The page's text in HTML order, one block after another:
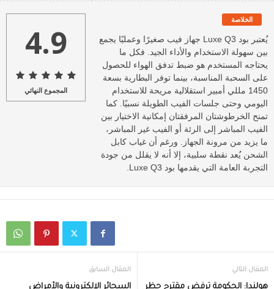
الخلاصة
يُعتبر بود Luxe Q3 جهاز فيب صغيرًا وعمليًا يجمع
بين سهولة الاستخدام والأداء الجيد. فكل ما
يحتاجه المستخدم هو ضبط تدفق الهواء للحصول
على السحبة المناسبة، بينما توفر البطارية بسعة
1450 مللي أمبير استقلالية مريحة للاستخدام
اليومي وحتى جلسات الفيب الطويلة نسبيًا. كما
تمنح الخرطوشتان المرفقتان إمكانية الاختيار بين
الفيب المباشر إلى الرئة أو الفيب غير المباشر،
ما يزيد من مرونة الجهاز. ورغم أن غياب كابل
الشحن يُعد نقطة سلبية، إلا أنه لا يقلل من جودة
التجربة العامة التي يقدمها بود Luxe Q3.
4.9
المجموع النهائي
المقال السابق
السجائر الإلكترونية والأمراض
المقال التالي
هولندا: الحكومة ترفض مقترح حظر